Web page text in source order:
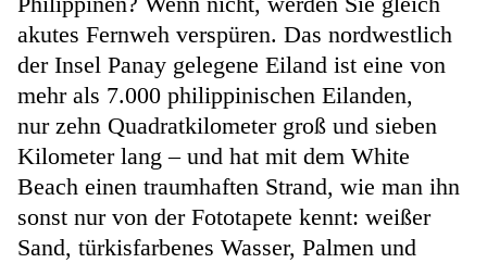
akutes Fernweh verspüren. Das nordwestlich
der Insel Panay gelegene Eiland ist eine von
mehr als 7.000 philippinischen Eilanden,
nur zehn Quadratkilometer groß und sieben
Kilometer lang – und hat mit dem White
Beach einen traumhaften Strand, wie man ihn
sonst nur von der Fototapete kennt: weißer
Sand, türkisfarbenes Wasser, Palmen und